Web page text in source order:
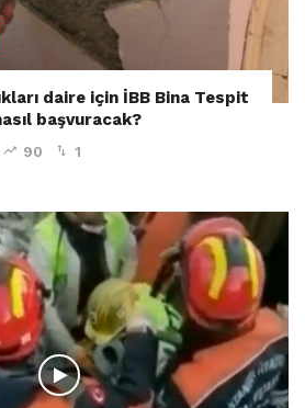
daire için İBB Bina Tespit
başvuracak?
90 1